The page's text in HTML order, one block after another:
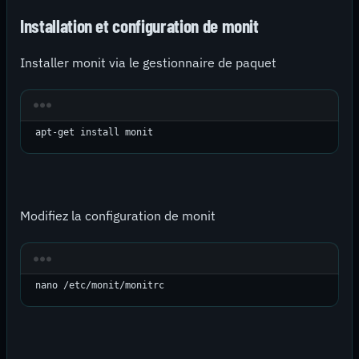
Installation et configuration de monit
Installer monit via le gestionnaire de paquet
apt-get install monit
Modifiez la configuration de monit
nano /etc/monit/monitrc